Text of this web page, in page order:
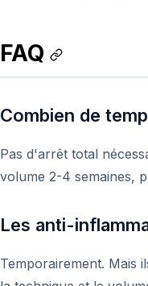
FAQ
Combien de
Pas d'arrêt total
volume 2-4 semaines,
Les anti-
Temporairement. Mais